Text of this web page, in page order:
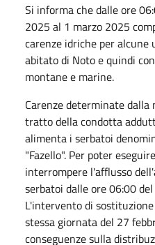
Si informa che dalle ore
2025 al 1 marzo 2025
carenze idriche per alcune
abitato di Noto e quindi
montane e marine.
Carenze determinate
tratto della condotta
alimenta i serbatoi
"Fazello". Per poter
interrompere l'afflusso
serbatoi dalle ore 06:00
L'intervento di
stessa giornata del 27
conseguenze sulla